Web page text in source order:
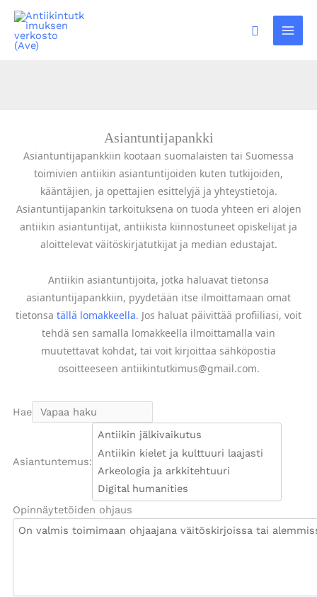
Siirry
sisältöön
Hae
Asiantuntijapankki
Asiantuntijapankkiin kootaan suomalaisten tai Suomessa
toimivien antiikin asiantuntijoiden kuten tutkijoiden,
kääntäjien, ja opettajien esittelyjä ja yhteystietoja.
Asiantuntijapankin tarkoituksena on tuoda yhteen eri alojen
antiikin asiantuntijat, antiikista kiinnostuneet opiskelijat ja
aloittelevat väitöskirjatutkijat ja median edustajat.
Antiikin asiantuntijoita, jotka haluavat tietonsa
asiantuntijapankkiin, pyydetään itse ilmoittamaan omat
tietonsa tällä lomakkeella. Jos haluat päivittää profiiliasi, voit
tehdä sen samalla lomakkeella ilmoittamalla vain
muutettavat kohdat, tai voit kirjoittaa sähköpostia
osoitteeseen antiikintutkimus@gmail.com.
Hae
Asiantuntemus:
Opinnäytetöiden ohjaus